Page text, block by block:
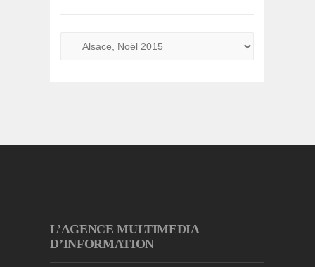
L’AGENCE MULTIMEDIA
D’INFORMATION